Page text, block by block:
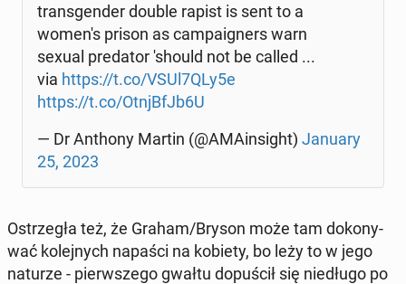
trans­gen­der double rapist is sent to a
women's prison as cam­pa­igners warn
sexual pre­da­tor 'should not be called ...
via https://t.co/VSUl7QLy5e
https://t.co/OtnjB­fJb6U
— Dr Anthony Martin (@AMA­in­si­ght) January
25, 2023
Ostrze­gła też, że Graham/Bryson może tam do­ko­ny­
wać ko­lej­nych napaści na kobiety, bo leży to w jego
naturze - pierw­sze­go gwałtu do­pu­ścił się nie­dłu­go po